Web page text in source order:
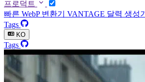
프로덕트
빠른 WebP 변환기 VANTAGE 달력 생성기
Tags
KO
Tags